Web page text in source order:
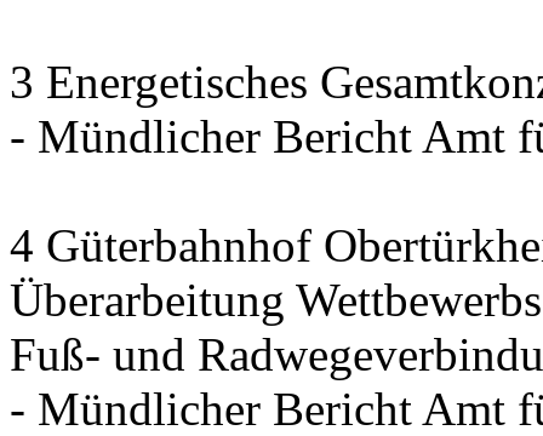
3 Energetisches
- Mündlicher Bericht Amt
4 Güterbahnhof
Überarbeitung
Fuß- und
- Mündlicher Bericht Amt